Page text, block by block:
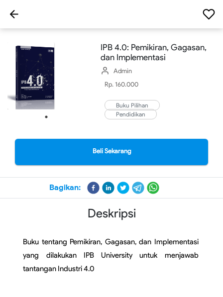
IPB 4.0: Pemikiran, Gagasan,
dan Implementasi
Admin
Rp. 160.000
Buku Pilihan
Pendidikan
Beli Sekarang
Bagikan:
Deskripsi
Buku tentang Pemikiran, Gagasan, dan Implementasi
yang dilakukan IPB University untuk menjawab
tantangan Industri 4.0